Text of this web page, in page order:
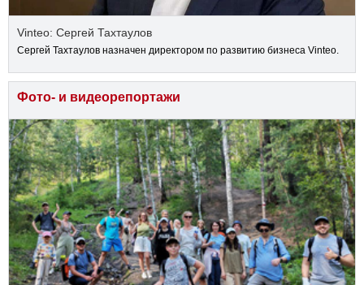
Vinteo: Сергей Тахтаулов
Сергей Тахтаулов назначен директором по развитию бизнеса Vinteo.
Фото- и видеорепортажи